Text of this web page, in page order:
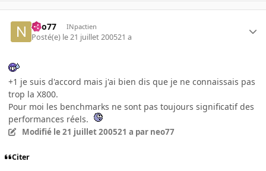
neo77 INpactien
Posté(e) le 21 juillet 200521 a
+1 je suis d'accord mais j'ai bien dis que je ne connaissais pas
trop la X800.
Pour moi les benchmarks ne sont pas toujours significatif des
performances réels.
Modifié le 21 juillet 200521 a par neo77
Citer